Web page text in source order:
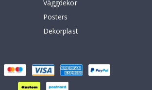
Väggdekor
Posters
Dekorplast